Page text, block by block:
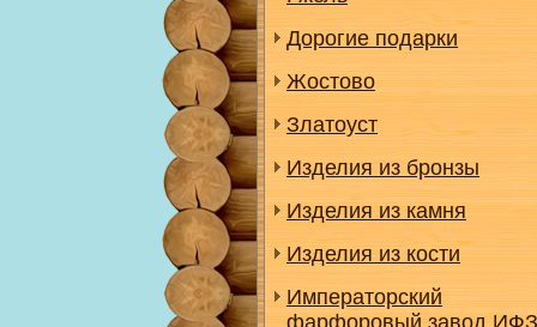
Дорогие подарки
Жостово
Златоуст
Изделия из бронзы
Изделия из камня
Изделия из кости
Императорский
фарфоровый завод ИФЗ